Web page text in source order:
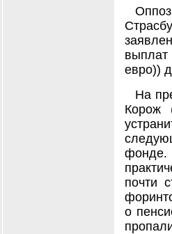
евро))
На
Корож
почти
о